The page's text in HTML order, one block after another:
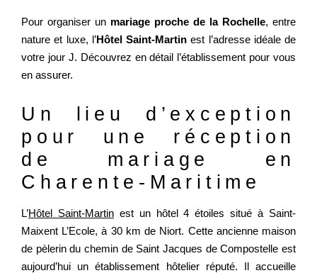
Pour organiser un mariage proche de la Rochelle, entre
nature et luxe, l’Hôtel Saint-Martin est l’adresse idéale de
votre jour J. Découvrez en détail l’établissement pour vous
en assurer.
Un lieu d’exception
pour une réception
de mariage en
Charente-Maritime
L’Hôtel Saint-Martinest un hôtel 4 étoiles situé à Saint-
Maixent L’Ecole, à 30 km de Niort. Cette ancienne maison
de pèlerin du chemin de Saint Jacques de Compostelle est
aujourd’hui un établissement hôtelier réputé. Il accueille